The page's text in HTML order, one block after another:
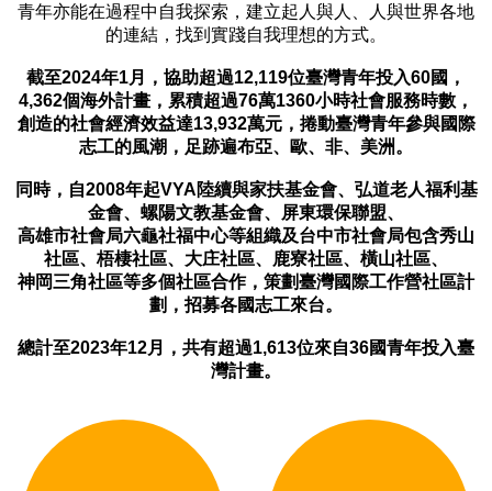
青年亦能在過程中自我探索，建立起人與人、人與世界各地
的連結，找到實踐自我理想的方式。
截至2024年1月，協助超過12,119位臺灣青年投入60國，
4,362個海外計畫，累積超過76萬1360小時社會服務時數，
創造的社會經濟效益達13,932萬元，捲動臺灣青年參與國際
志工的風潮，足跡遍布亞、歐、非、美洲。
同時，自2008年起VYA陸續與家扶基金會、弘道老人福利基
金會、螺陽文教基金會、屏東環保聯盟、
高雄市社會局六龜社福中心等組織及台中市社會局包含秀山
社區、梧棲社區、大庄社區、鹿寮社區、橫山社區、
神岡三角社區等多個社區合作，策劃臺灣國際工作營社區計
劃，招募各國志工來台。
總計至2023年12月，共有超過1,613位來自36國青年投入臺
灣計畫。